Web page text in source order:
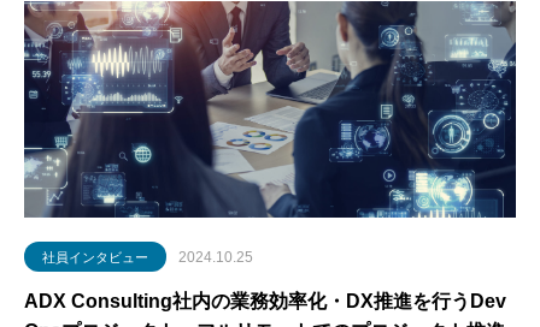
社員インタビュー 2024.10.25
ADX Consulting社内の業務効率化・DX推進を行うDev